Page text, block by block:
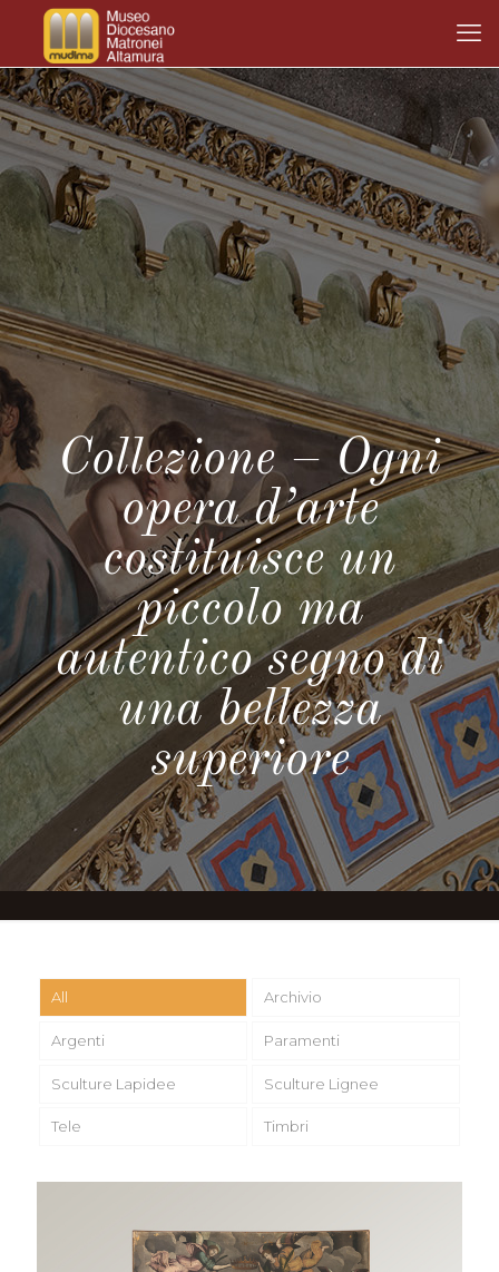
Collezione – Ogni
opera d’arte
costituisce un
piccolo ma
autentico segno di
una bellezza
superiore
All Archivio
Argenti Paramenti
Sculture Lapidee Sculture Lignee
Tele Timbri